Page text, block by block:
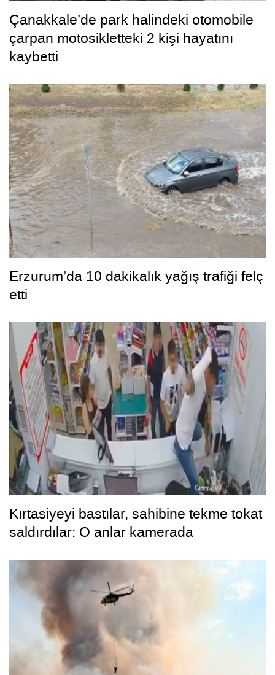
Çanakkale’de park halindeki otomobile
çarpan motosikletteki 2 kişi hayatını
kaybetti
Erzurum’da 10 dakikalık yağış trafiği felç
etti
Kırtasiyeyi bastılar, sahibine tekme tokat
saldırdılar: O anlar kamerada